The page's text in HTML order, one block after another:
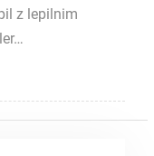
z lepilnim